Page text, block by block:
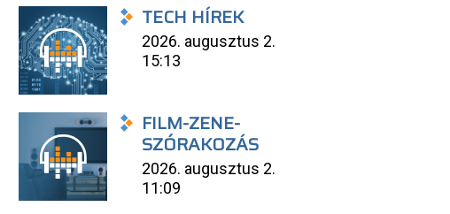
TECH HÍREK
2026. augusztus 2.
15:13
FILM-ZENE-
SZÓRAKOZÁS
2026. augusztus 2.
11:09